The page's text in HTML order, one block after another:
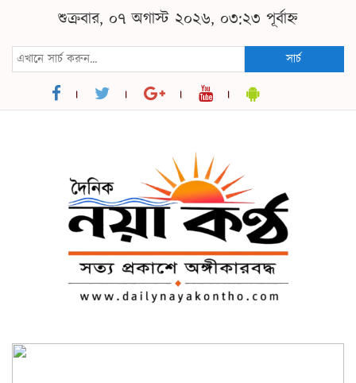
শুক্রবার, ০৭ অগাস্ট ২০২৬, ০৩:২৩ পূর্বাহ্ন
সার্চ